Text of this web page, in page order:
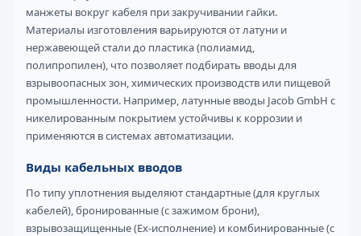
манжеты вокруг кабеля при закручивании гайки.
Материалы изготовления варьируются от латуни и
нержавеющей стали до пластика (полиамид,
полипропилен), что позволяет подбирать вводы для
взрывоопасных зон, химических производств или пищевой
промышленности. Например, латунные вводы Jacob GmbH с
никелированным покрытием устойчивы к коррозии и
применяются в системах автоматизации.
Виды кабельных вводов
По типу уплотнения выделяют стандартные (для круглых
кабелей), бронированные (с зажимом брони),
взрывозащищенные (Ex-исполнение) и комбинированные (с